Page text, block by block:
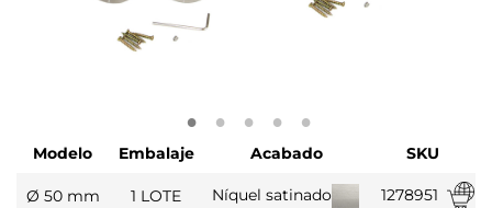
Modelo Embalaje Acabado SKU
Ø 50 mm 1 LOTE Níquel satinado 1278951